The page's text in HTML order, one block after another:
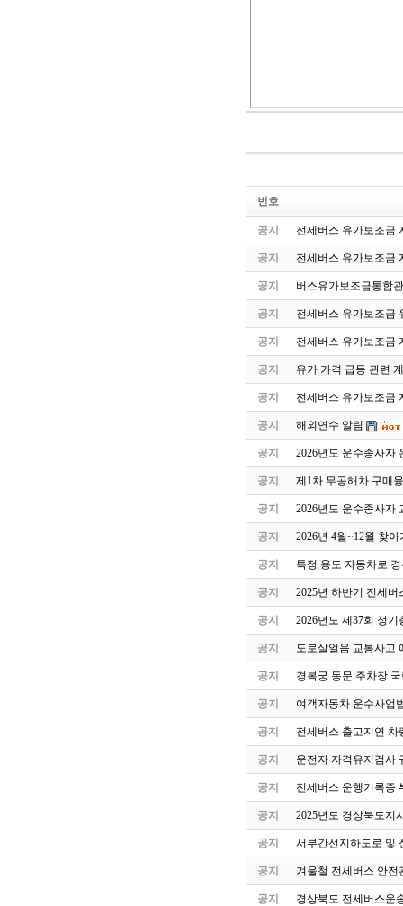
번호
공지 전세버스 유가보조금
공지 전세버스 유가보조금
공지 버스유가보조금통합
공지 전세버스 유가보조금
공지 전세버스 유가보조금
공지 유가 가격 급등 관련
공지 전세버스 유가보조금
공지 해외연수 알림
공지 2026년도 운수종사자
공지 제1차 무공해차 구매
공지 2026년도 운수종사자
공지 2026년 4월~12월 찾
공지 특정 용도 자동차로
공지 2025년 하반기 전세
공지 2026년도 제37회 정기
공지 도로살얼음 교통사고
공지 경복궁 동문 주차장
공지 여객자동차 운수사업
공지 전세버스 출고지연 차
공지 운전자 자격유지검사
공지 전세버스 운행기록증
공지 2025년도 경상북도지
공지 서부간선지하도로 및
공지 겨울철 전세버스 안전
공지 경상북도 전세버스운